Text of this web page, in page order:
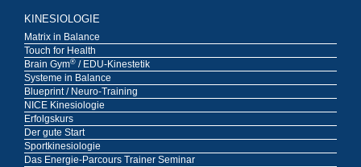
KINESIOLOGIE
Matrix in Balance
Touch for Health
Brain Gym® / EDU-Kinestetik
Systeme in Balance
Blueprint / Neuro-Training
NICE Kinesiologie
Erfolgskurs
Der gute Start
Sportkinesiologie
Das Energie-Parcours Trainer Seminar